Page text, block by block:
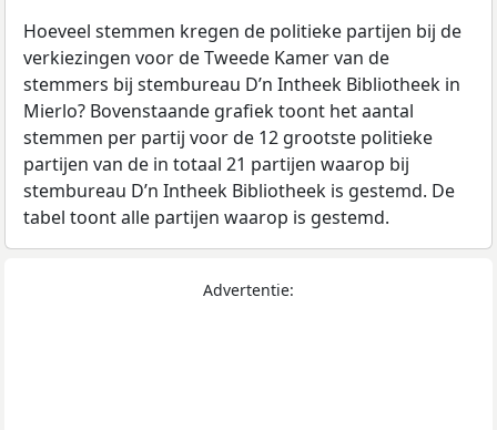
Hoeveel stemmen kregen de politieke partijen bij de
verkiezingen voor de Tweede Kamer van de
stemmers bij stembureau D’n Intheek Bibliotheek in
Mierlo? Bovenstaande grafiek toont het aantal
stemmen per partij voor de 12 grootste politieke
partijen van de in totaal 21 partijen waarop bij
stembureau D’n Intheek Bibliotheek is gestemd. De
tabel toont alle partijen waarop is gestemd.
Advertentie: